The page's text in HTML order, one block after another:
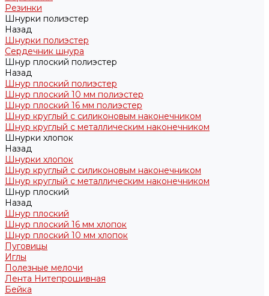
Резинки
Шнурки полиэстер
Назад
Шнурки полиэстер
Сердечник шнура
Шнур плоский полиэстер
Назад
Шнур плоский полиэстер
Шнур плоский 10 мм полиэстер
Шнур плоский 16 мм полиэстер
Шнур круглый с силиконовым наконечником
Шнур круглый с металлическим наконечником
Шнурки хлопок
Назад
Шнурки хлопок
Шнур круглый с силиконовым наконечником
Шнур круглый с металлическим наконечником
Шнур плоский
Назад
Шнур плоский
Шнур плоский 16 мм хлопок
Шнур плоский 10 мм хлопок
Пуговицы
Иглы
Полезные мелочи
Лента Нитепрошивная
Бейка